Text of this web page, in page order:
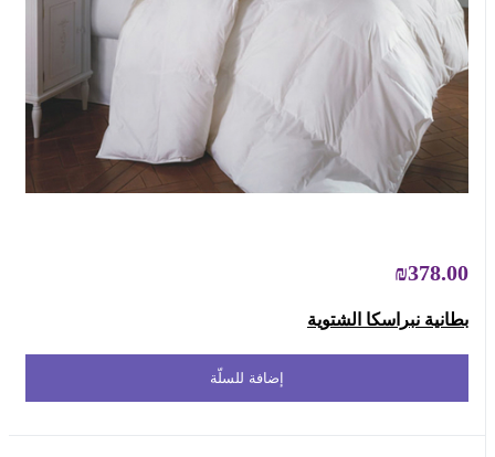
₪378.00
بطانية نبراسكا الشتوية
إضافة للسلّة